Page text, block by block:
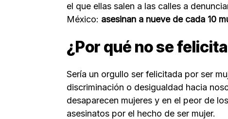
el que ellas salen a las calles a
México: asesinan a nueve de cada 10
¿Por qué no se
Sería un orgullo ser felicitada por ser
discriminación o desigualdad hacia
desaparecen mujeres y en el peor de
asesinatos por el hecho de ser mujer.